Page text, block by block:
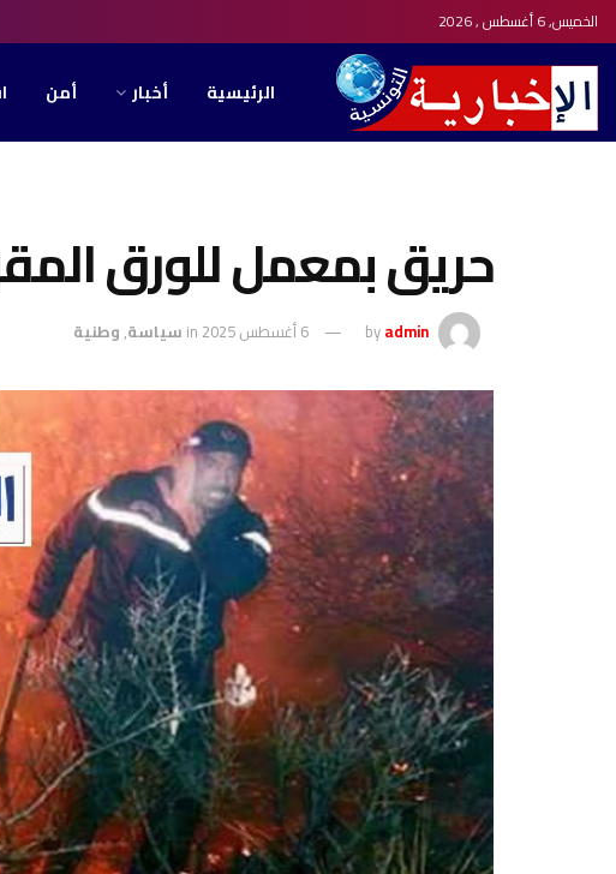
الخميس, 6 أغسطس , 2026
الرئيسية أخبار أمن
حريق بمعمل للورق
byadmin 6 أغسطس 2025 in سياسة,وطنية